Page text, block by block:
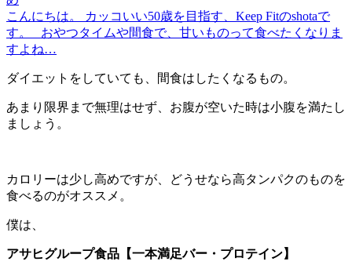
こんにちは。 カッコいい50歳を目指す、Keep Fitのshotaで
す。 おやつタイムや間食で、甘いものって食べたくなりま
すよね…
ダイエットをしていても、間食はしたくなるもの。
あまり限界まで無理はせず、お腹が空いた時は小腹を満たし
ましょう。
カロリーは少し高めですが、どうせなら高タンパクのものを
食べるのがオススメ。
僕は、
アサヒグループ食品【一本満足バー・プロテイン】